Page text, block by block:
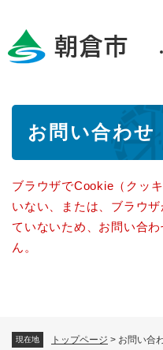
の
現在地 トップページ > お問い合
お問い合わせ
ブラウザでCookie（クッ
いない、または、ブラウ
ていないため、お問い合
ん。